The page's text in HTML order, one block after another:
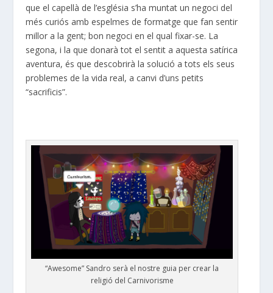
que el capellà de l’església s’ha muntat un negoci del
més curiós amb espelmes de formatge que fan sentir
millor a la gent; bon negoci en el qual fixar-se. La
segona, i la que donarà tot el sentit a aquesta satírica
aventura, és que descobrirà la solució a tots els seus
problemes de la vida real, a canvi d’uns petits
“sacrificis”.
“Awesome” Sandro serà el nostre guia per crear la
religió del Carnivorisme